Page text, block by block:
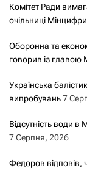
Комітет Ради
очільниці Мінцифри
Оборонна та
говорив із
Українська
випробувань7
Відсутність води
7 Серпня, 2026
Федоров відповів,